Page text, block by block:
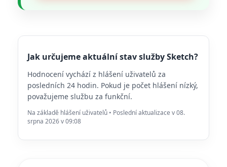
Jak určujeme aktuální stav služby Sketch?
Hodnocení vychází z hlášení uživatelů za
posledních 24 hodin. Pokud je počet hlášení nízký,
považujeme službu za funkční.
Na základě hlášení uživatelů • Poslední aktualizace v 08.
srpna 2026 v 09:08